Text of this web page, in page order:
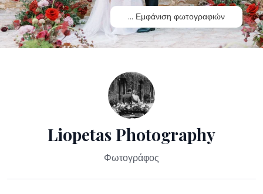
... Εμφάνιση φωτογραφιών
Liopetas Photography
Φωτογράφος